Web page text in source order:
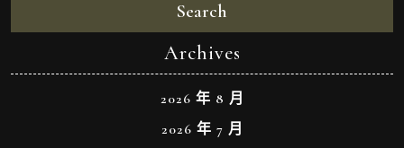
Search
Archives
2026 年 8 月
2026 年 7 月